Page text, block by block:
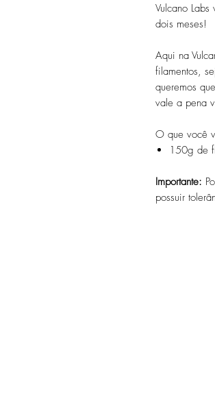
Vulcano
dois meses!
Aqui na
filamentos,
queremos
vale a pena
O que você
150g de
Importante:
possuir